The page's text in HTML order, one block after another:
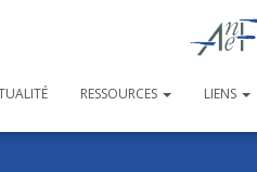
RESSOURCES LIENS